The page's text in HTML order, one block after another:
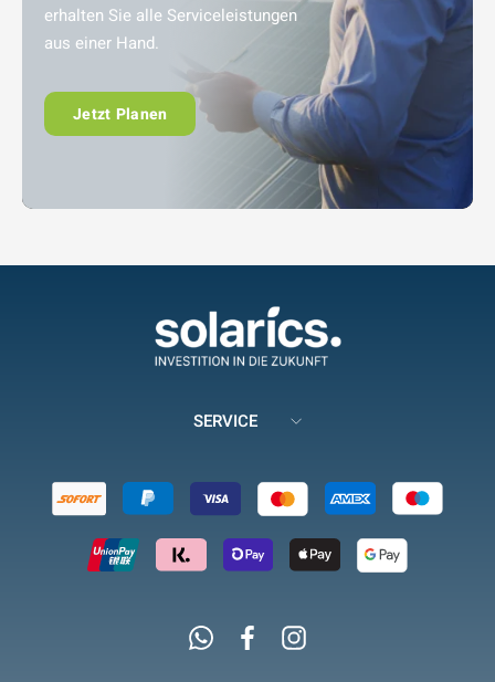
erhalten Sie alle Serviceleistungen
aus einer Hand.
Jetzt Planen
SERVICE
WhatsappFacebookInstagram